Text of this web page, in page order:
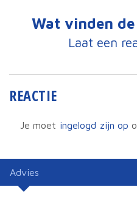
Wat vinden
Laat een
REACTIE
Je moet ingelogd zijn op
Advies